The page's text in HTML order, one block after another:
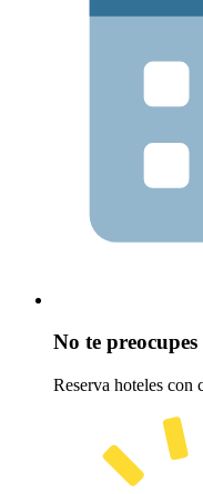
No te
Reserva hoteles con